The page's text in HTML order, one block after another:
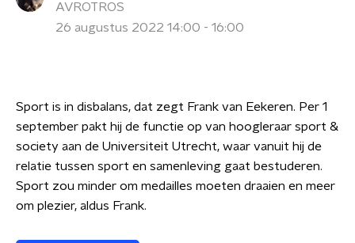
AVROTROS
26 augustus 2022 14:00 - 16:00
Sport is in disbalans, dat zegt Frank van Eekeren. Per 1
september pakt hij de functie op van hoogleraar sport &
society aan de Universiteit Utrecht, waar vanuit hij de
relatie tussen sport en samenleving gaat bestuderen.
Sport zou minder om medailles moeten draaien en meer
om plezier, aldus Frank.